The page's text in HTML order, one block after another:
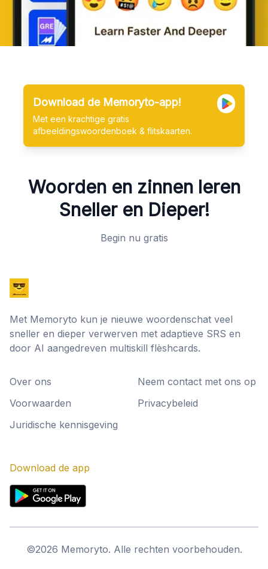
Download de Memoryto-app!
Met een krachtige gratis
afbeeldingswoordenboek & flitskaarten.
Woorden en zinnen leren
Sneller en Dieper!
Begin nu gratis
Met Memoryto kun je nieuwe woordenschat veel
sneller en dieper verwerven met adaptieve SRS en
door AI aangedreven multiskill flèshcards.
Over ons
Neem contact met ons op
Voorwaarden
Privacybeleid
Juridische kennisgeving
Download de app
©2026 Memoryto. Alle rechten voorbehouden.